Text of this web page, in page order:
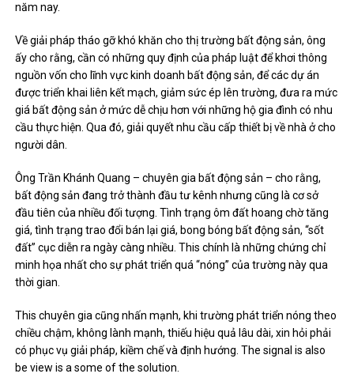
năm nay.
Về giải pháp tháo gỡ khó khăn cho thị trường bất động sản, ông
ấy cho rằng, cần có những quy định của pháp luật để khơi thông
nguồn vốn cho lĩnh vực kinh doanh bất động sản, để các dự án
được triển khai liên kết mạch, giảm sức ép lên trường, đưa ra mức
giá bất động sản ở mức dễ chịu hơn với những hộ gia đình có nhu
cầu thực hiện. Qua đó, giải quyết nhu cầu cấp thiết bị về nhà ở cho
người dân.
Ông Trần Khánh Quang – chuyên gia bất động sản – cho rằng,
bất động sản đang trở thành đầu tư kênh nhưng cũng là cơ sở
đầu tiên của nhiều đối tượng. Tình trạng ôm đất hoang chờ tăng
giá, tình trạng trao đổi bán lại giá, bong bóng bất động sản, “sốt
đất” cục diễn ra ngày càng nhiều. This chính là những chứng chỉ
minh họa nhất cho sự phát triển quá “nóng” của trường này qua
thời gian.
This chuyên gia cũng nhấn mạnh, khi trường phát triển nóng theo
chiều chậm, không lành mạnh, thiếu hiệu quả lâu dài, xin hỏi phải
có phục vụ giải pháp, kiềm chế và định hướng. The signal is also
be view is a some of the solution.